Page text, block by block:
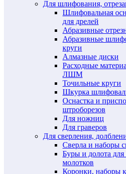
Для шлифования,
Шлифовальная
для дрелей
Абразивные
Абразивные
круги
Алмазные диски
Расходные
ЛШМ
Точильные круги
Шкурка
Оснастка и
штроборезов
Для ножниц
Для граверов
Для сверления,
Сверла и наборы
Буры и долота
молотков
Коронки, наборы